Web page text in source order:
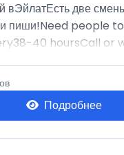
вЭйлатЕсть две
пиши!Need people
40 hoursCall or
Подробнее